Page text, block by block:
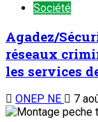
Société
Agadez/
réseaux
les services
ONEP NE 7